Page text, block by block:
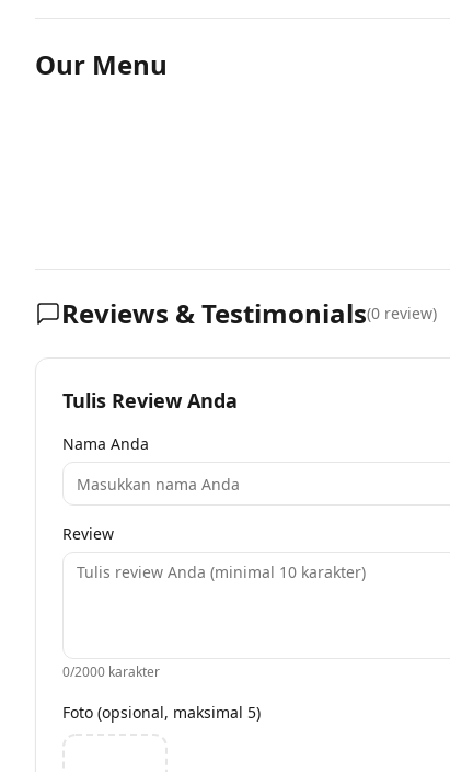
Our Menu
Reviews & Testimonials(0 review)
Tulis Review Anda
Nama Anda
Review
0/2000 karakter
Foto (opsional, maksimal 5)